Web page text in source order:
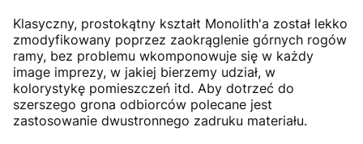
Klasyczny, prostokątny kształt Monolith'a został lekko
zmodyfikowany poprzez zaokrąglenie górnych rogów
ramy, bez problemu wkomponowuje się w każdy
image imprezy, w jakiej bierzemy udział, w
kolorystykę pomieszczeń itd. Aby dotrzeć do
szerszego grona odbiorców polecane jest
zastosowanie dwustronnego zadruku materiału.